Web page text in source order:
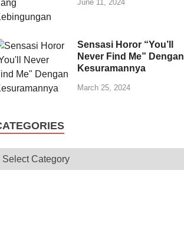
June 11, 2024
Sensasi Horor “You’ll
Never Find Me” Dengan
Kesuramannya
March 25, 2024